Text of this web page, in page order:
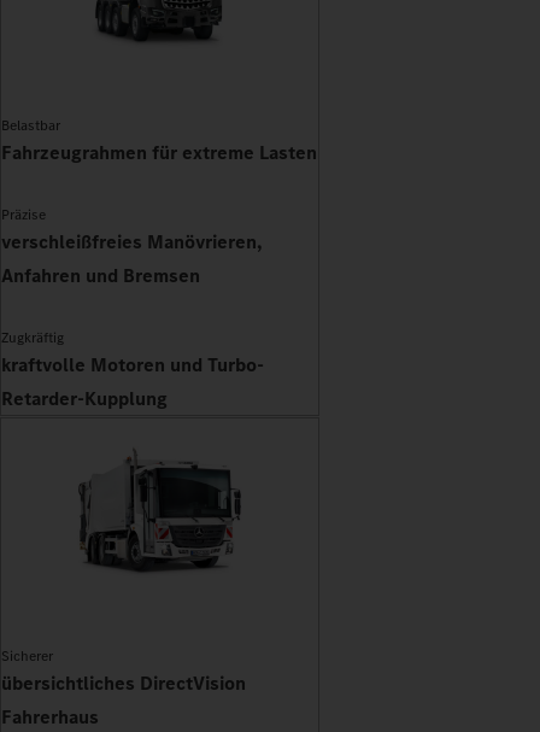
Belastbar
Fahrzeugrahmen für extreme Lasten
Präzise
verschleißfreies Manövrieren,
Anfahren und Bremsen
Zugkräftig
kraftvolle Motoren und Turbo-
Retarder-Kupplung
Sicherer
übersichtliches DirectVision
Fahrerhaus